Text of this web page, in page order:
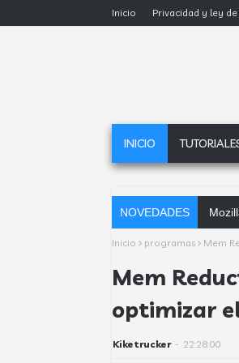
Inicio Privacidad y ley
INICIO
NOVEDADES
Inicio programas Mem
Mem
optimizar
Kiketrucker - 22:28:00